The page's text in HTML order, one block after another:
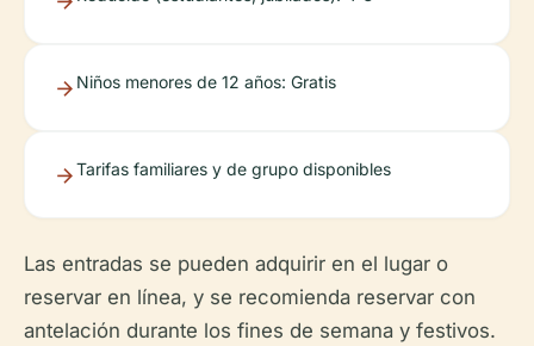
Niños menores de 12 años: Gratis
Tarifas familiares y de grupo disponibles
Las entradas se pueden adquirir en el lugar o
reservar en línea, y se recomienda reservar con
antelación durante los fines de semana y festivos.